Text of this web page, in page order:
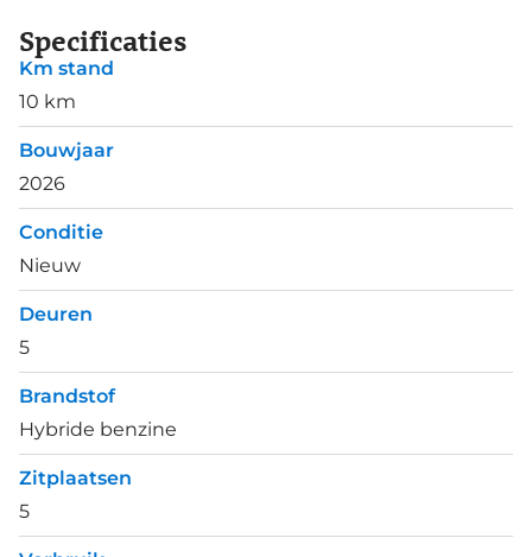
Specificaties
Km stand
10 km
Bouwjaar
2026
Conditie
Nieuw
Deuren
5
Brandstof
Hybride benzine
Zitplaatsen
5